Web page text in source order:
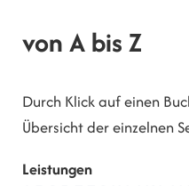
von A bis Z
Durch Klick auf einen
Übersicht der einzelnen
Leistungen